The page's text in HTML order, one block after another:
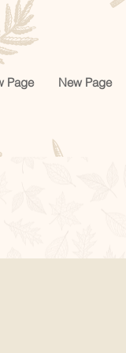
Page New Page